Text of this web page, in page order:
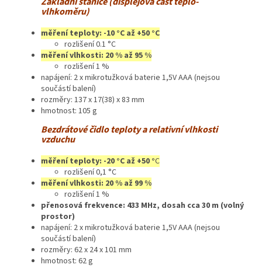
vlhkoměru)
měření teploty: -10 °C až +50 °C
rozlišení 0.1 °C
měření vlhkosti: 20 % až 95 %
rozlišení 1 %
napájení: 2 x mikrotužková baterie 1,5V AAA (nejsou
součástí balení)
rozměry: 137 x 17(38) x 83 mm
hmotnost: 105 g
Bezdrátové čidlo teploty a relativní vlhkosti
vzduchu
měření teploty: -20 °C až +50 °C
rozlišení 0,1 °C
měření vlhkosti: 20 % až 99 %
rozlišení 1 %
přenosová frekvence: 433 MHz, dosah cca 30 m (volný
prostor)
napájení: 2 x mikrotužková baterie 1,5V AAA (nejsou
součástí balení)
rozměry: 62 x 24 x 101 mm
hmotnost: 62 g